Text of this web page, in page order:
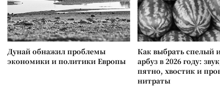
Дунай обнажил проблемы
экономики и политики Европы
Как выбрать спелый
арбуз в 2026 году:
пятно, хвостик и
нитраты